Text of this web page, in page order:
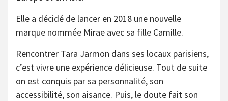
Elle a décidé de lancer en 2018 une nouvelle
marque nommée Mirae avec sa fille Camille.
Rencontrer Tara Jarmon dans ses locaux parisiens,
c’est vivre une expérience délicieuse. Tout de suite
on est conquis par sa personnalité, son
accessibilité, son aisance. Puis, le doute fait son